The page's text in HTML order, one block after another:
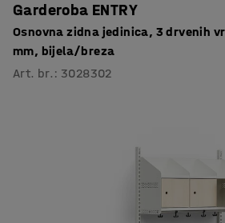
Garderoba ENTRY
Osnovna zidna jedinica, 3 drvenih
mm, bijela/breza
Art. br. : 3028302